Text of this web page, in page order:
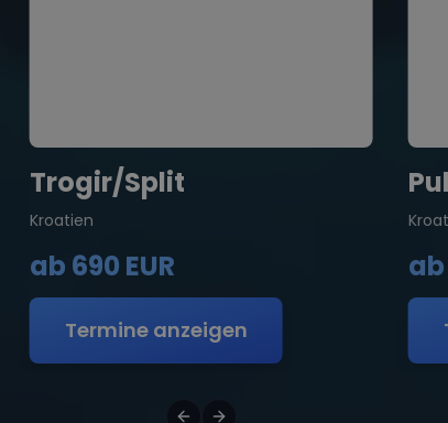
Trogir/Split
Kroatien
ab 690 EUR
Termine anzeigen
ab